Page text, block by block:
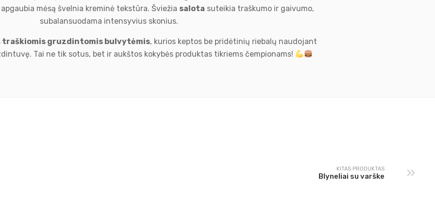
mėsą švelnia kreminė tekstūra. Šviežia salota suteikia traškumo ir gaivumo,
subalansuodama intensyvius skonius.
traškiomis gruzdintomis bulvytėmis, kurios keptos be pridėtinių riebalų naudojant
Tai ne tik sotus, bet ir aukštos kokybės produktas tikriems čempionams!
KITAS PRODUKTAS
Blyneliai su varške